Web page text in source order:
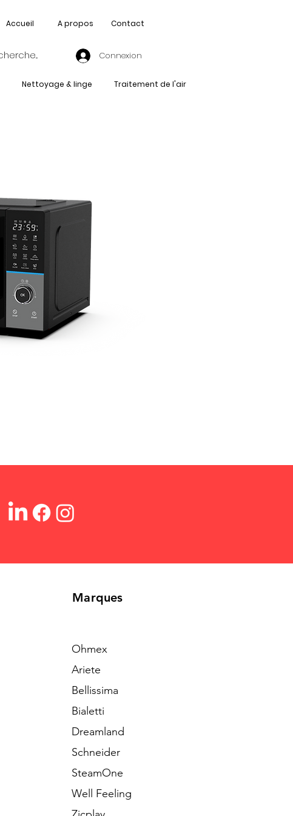
Accueil A propos Contact
Connexion
Nettoyage & linge Traitement de l'air
Marques
Ohmex
Ariete
Bellissima
Bialetti
Dreamland
Schneider
SteamOne
Well Feeling